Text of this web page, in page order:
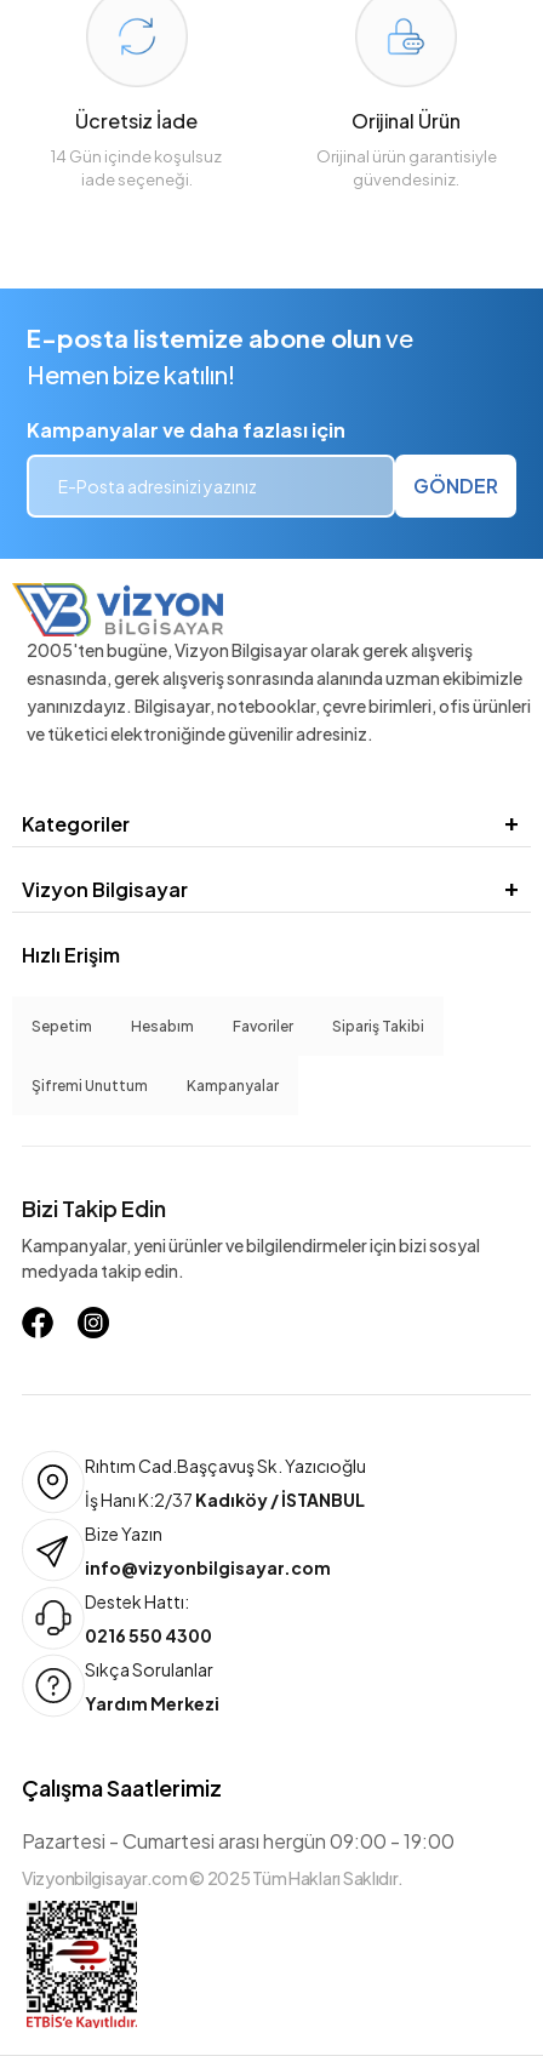
Ücretsiz İade
14 Gün içinde koşulsuz
iade seçeneği.
Orijinal Ürün
Orijinal ürün garantisiyle
güvendesiniz.
E-posta listemize abone olunve
Hemen bize katılın!
Kampanyalar ve daha fazlası için
GÖNDER
2005'ten bugüne, Vizyon Bilgisayar olarak gerek alışveriş
esnasında, gerek alışveriş sonrasında alanında uzman ekibimizle
yanınızdayız. Bilgisayar, notebooklar, çevre birimleri, ofis ürünleri
ve tüketici elektroniğinde güvenilir adresiniz.
Kategoriler
Vizyon Bilgisayar
Hızlı Erişim
Sepetim Hesabım Favoriler Sipariş Takibi
Şifremi Unuttum Kampanyalar
Bizi Takip Edin
Kampanyalar, yeni ürünler ve bilgilendirmeler için bizi sosyal
medyada takip edin.
Rıhtım Cad.Başçavuş Sk. Yazıcıoğlu
İş Hanı K:2/37 Kadıköy / İSTANBUL
Bize Yazın
info@vizyonbilgisayar.com
Destek Hattı:
0216 550 4300
Sıkça Sorulanlar
Yardım Merkezi
Çalışma Saatlerimiz
Pazartesi - Cumartesi arası hergün 09:00 - 19:00
Vizyonbilgisayar.com © 2025 Tüm Hakları Saklıdır.